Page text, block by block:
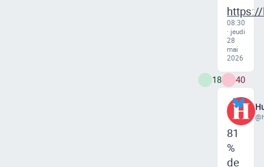
08:30
· jeudi
28
mai
2026
18 40
81
%
de